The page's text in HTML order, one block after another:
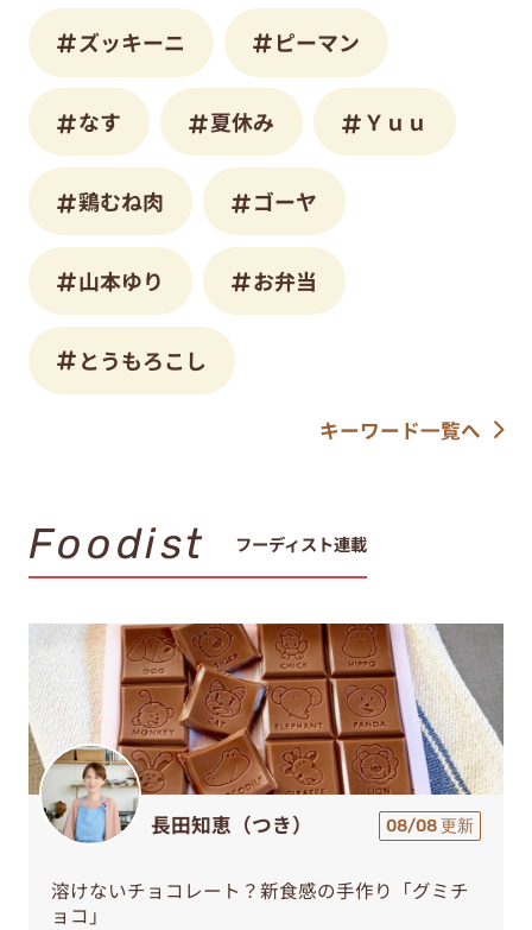
ズッキーニ ピーマン
なす 夏休み Ｙｕｕ
鶏むね肉 ゴーヤ
山本ゆり お弁当
とうもろこし
キーワード一覧へ
Foodist フーディスト連載
長田知恵（つき） 08/08 更新
溶けないチョコレート？新食感の手作り「グミチ
ョコ」